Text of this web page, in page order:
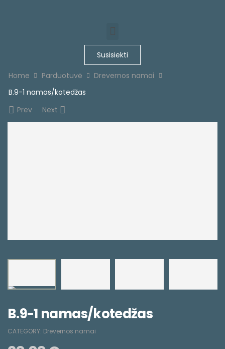
Susisiekti
Home Parduotuvė
Drevernos namai
B.9-1 namas/kotedžas
Prev
Next
B.9-1 namas/kotedžas
CATEGORY: Drevernos namai